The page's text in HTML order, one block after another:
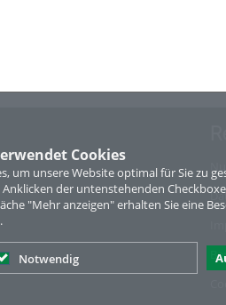
Cookies
um unsere Website optimal für Sie zu
der untenstehenden
"Mehr anzeigen" erhalten Sie eine
.
Notwendig